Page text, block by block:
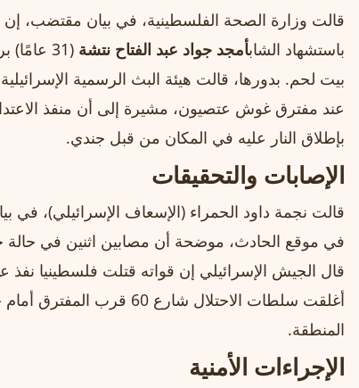
قالت وزارة الصحة الفلسطينية، في بيان مقتضب، إن
باستشهاد الشابأمجد جواد عبد الفتاح نتشة
(31
بيت لحم. بدورها، قالت هيئة البث الرسمية
عند مفترق غوش عتصيون، مشيرة إلى أن منفذ
بإطلاق النار عليه في المكان من قبل جندي.
الإصابات والتحقيقات
قالت نجمة داود الحمراء (الإسعاف الإسرائيلي)، في
في موقع الحادث، موضحة أن مصابين اثنين في حالة
قال الجيش الإسرائيلي إن قواته قتلت فلسطينيا
أغلقت سلطات الاحتلال
المنطقة.
الإجراءات الأمنية